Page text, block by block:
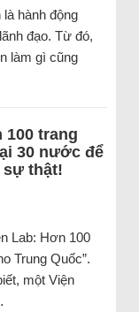
hành động
đạo. Từ đó,
làm gì cũng
100 trang
30 nước để
sự thật!
Lab: Hơn 100
Trung Quốc”.
một Viện